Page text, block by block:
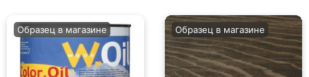
Образец в магазине Образец в магазине